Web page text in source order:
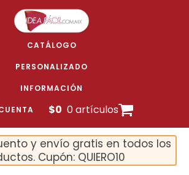
CATÁLOGO
PERSONALIZADO
INFORMACIÓN
$0 0 artículos
y envío gratis en todos los
Cupón: QUIERO10